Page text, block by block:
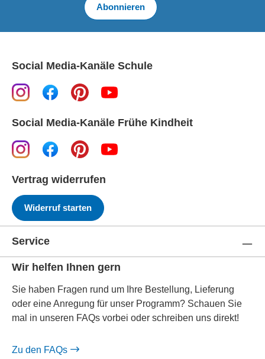
Abonnieren
Social Media-Kanäle Schule
Social Media-Kanäle Frühe Kindheit
Vertrag widerrufen
Widerruf starten
Service
Wir helfen Ihnen gern
Sie haben Fragen rund um Ihre Bestellung, Lieferung
oder eine Anregung für unser Programm? Schauen Sie
mal in unseren FAQs vorbei oder schreiben uns direkt!
Zu den FAQs